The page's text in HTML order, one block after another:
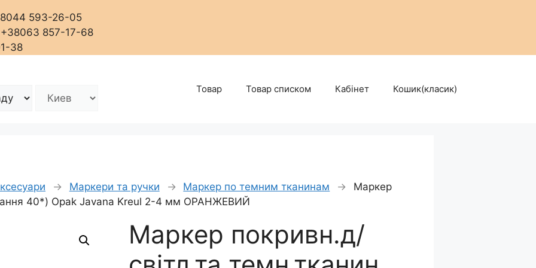
593-26-05
857-17-68
38
Товар Товар списком Кабінет Кошик(класик)
→ Маркери та ручки → Маркер по темним тканинам →
Маркер
40*) Opak Javana Kreul 2-4 мм ОРАНЖЕВИЙ
Маркер покривн.д/